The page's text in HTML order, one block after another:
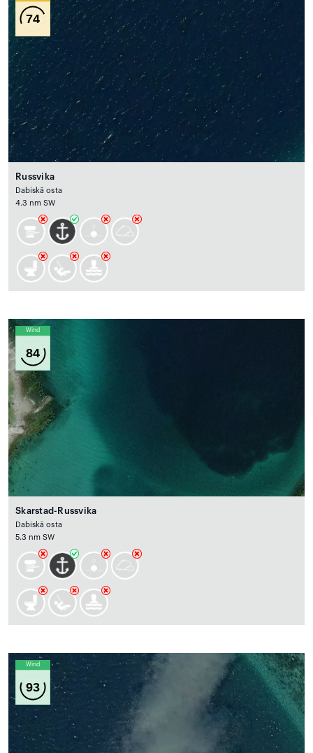
74
Russvika
Dabiskā osta
4.3 nm SW
Wind
84
Skarstad-Russvika
Dabiskā osta
5.3 nm SW
Wind
93